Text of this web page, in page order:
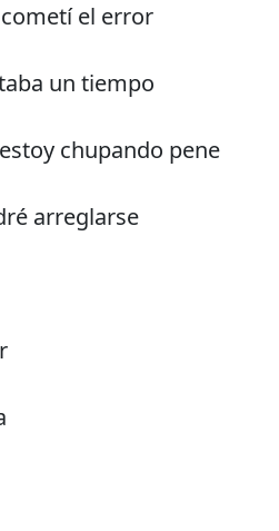
el error
un tiempo
chupando pene
arreglarse